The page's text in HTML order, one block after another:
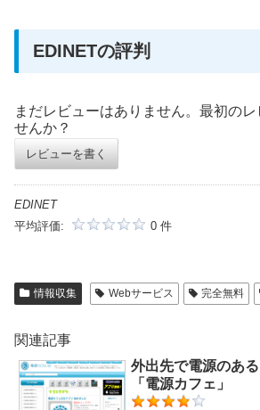
EDINETの評判
まだレビューはありません。最初の
せんか？
レビューを書く
EDINET
平均評価:
0 件
情報収集 Webサービス 完全無料
関連記事
外出先で電源のあ
「電源カフェ」